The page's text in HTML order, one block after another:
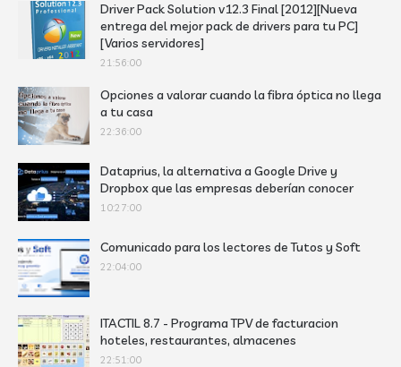
Driver Pack Solution v12.3 Final [2012][Nueva
entrega del mejor pack de drivers para tu PC]
[Varios servidores]
21:56:00
Opciones a valorar cuando la fibra óptica no llega
a tu casa
22:36:00
Dataprius, la alternativa a Google Drive y
Dropbox que las empresas deberían conocer
10:27:00
Comunicado para los lectores de Tutos y Soft
22:04:00
ITACTIL 8.7 - Programa TPV de facturacion
hoteles, restaurantes, almacenes
22:51:00